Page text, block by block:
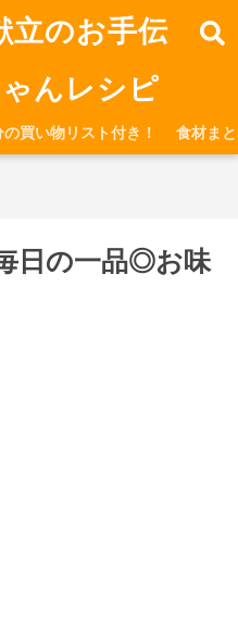
立のお手伝
んレシピ
買い物リスト付き！ 食材ま
日の一品◎お味